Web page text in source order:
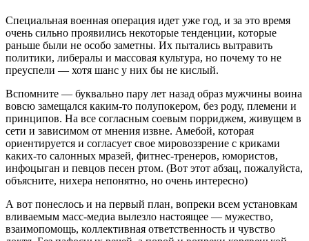
Специальная военная операция идет уже год, и за это время
очень сильно проявились некоторые тенденции, которые
раньше были не особо заметны. Их пытались вытравить
политики, либералы и массовая культура, но почему то не
преуспели — хотя шанс у них бы не кислый.
Вспомните — буквально пару лет назад образ мужчины воина
вовсю замещался каким-то полупокером, без роду, племени и
принципов. На все согласным соевым порриджем, живущем в
сети и зависимом от мнения извне. Амебой, которая
ориентируется и согласует свое мировоззрение с криками
каких-то салонных мразей, фитнес-тренеров, юмористов,
инфоцыган и певцов песен ртом. (Вот этот абзац, пожалуйста,
объясните, нихера непонятно, но очень интересно)
А вот понеслось и на первый план, вопреки всем установкам
вливаемым масс-медиа вылезло настоящее — мужество,
взаимопомощь, коллективная ответственность и чувство